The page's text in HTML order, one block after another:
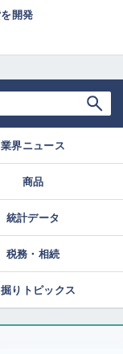
開発
業界ニュース
商品
統計データ
税務・相続
りトピックス